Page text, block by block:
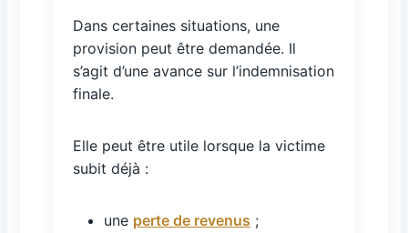
Dans certaines situations, une
provision peut être demandée. Il
s’agit d’une avance sur l’indemnisation
finale.
Elle peut être utile lorsque la victime
subit déjà :
une perte de revenus ;